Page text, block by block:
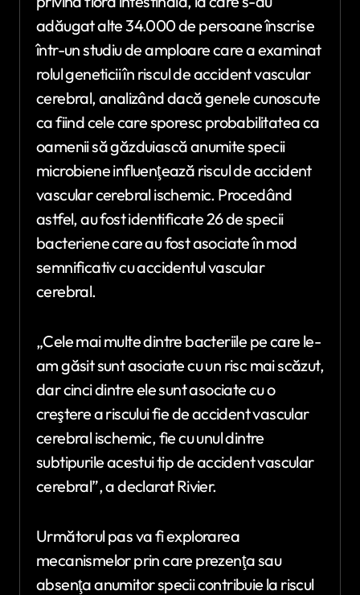
adăugat alte 34.000 de persoane înscrise
într-un studiu de amploare care a examinat
rolul geneticii în riscul de accident vascular
cerebral, analizând dacă genele cunoscute
ca fiind cele care sporesc probabilitatea ca
oamenii să găzduiască anumite specii
microbiene influenţează riscul de accident
vascular cerebral ischemic. Procedând
astfel, au fost identificate 26 de specii
bacteriene care au fost asociate în mod
semnificativ cu accidentul vascular
cerebral.
„Cele mai multe dintre bacteriile pe care le-
am găsit sunt asociate cu un risc mai scăzut,
dar cinci dintre ele sunt asociate cu o
creştere a riscului fie de accident vascular
cerebral ischemic, fie cu unul dintre
subtipurile acestui tip de accident vascular
cerebral”, a declarat Rivier.
Următorul pas va fi explorarea
mecanismelor prin care prezenţa sau
absenţa anumitor specii contribuie la riscul